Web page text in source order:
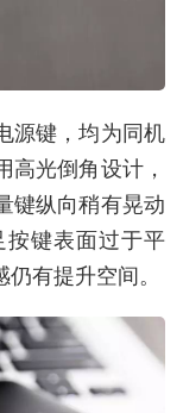
源键，均为同机
光倒角设计，
键纵向稍有晃动
键表面过于平
有提升空间。